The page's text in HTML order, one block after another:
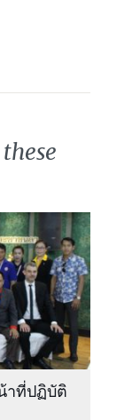
าที่ปฏิบัติ